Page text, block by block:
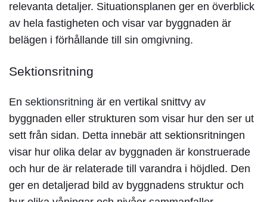
relevanta detaljer. Situationsplanen ger en överblick
av hela fastigheten och visar var byggnaden är
belägen i förhållande till sin omgivning.
Sektionsritning
En sektionsritning är en vertikal snittvy av
byggnaden eller strukturen som visar hur den ser ut
sett från sidan. Detta innebär att sektionsritningen
visar hur olika delar av byggnaden är konstruerade
och hur de är relaterade till varandra i höjdled. Den
ger en detaljerad bild av byggnadens struktur och